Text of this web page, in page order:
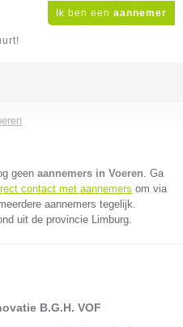
Ik ben een aannemer
geen aannemers in Voeren. Ga
contact met aannemers om via
aannemers tegelijk.
uit de provincie Limburg.
B.G.H. VOF